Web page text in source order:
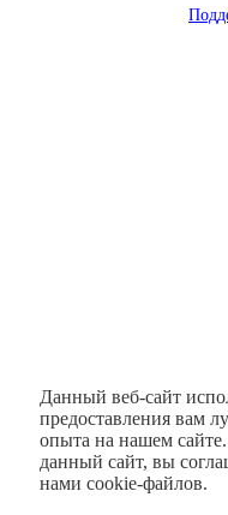
Данный веб-сайт
предоставления вам
опыта на нашем
данный сайт, вы
нами cookie-файлов.